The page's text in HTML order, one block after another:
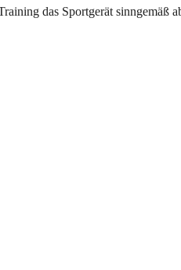
das Sportgerät sinngemäß